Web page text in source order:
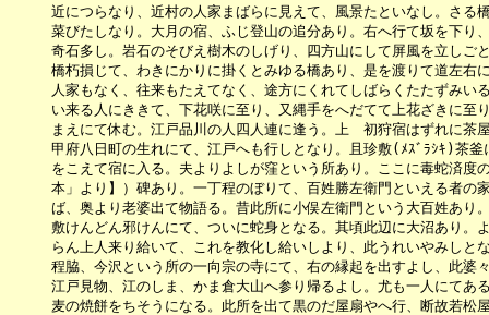
近につらなり、近村の人家まばらに見えて、風景たといなし。さる橋
菜びたしなり。大月の宿、ふじ登山の追分あり。右へ行て坂を下り、
奇石多し。岩石のそびえ樹木のしげり、四方山にして屏風を立しごと
橋朽損じて、わきにかりに掛くとみゆる橋あり、是を渡りて道左右に
人家もなく、往来もたえてなく、途方にくれてしばらくたたずみいる
い来る人にききて、下花咲に至り、又縄手をへだてて上花ざきに至り
まえにて休む。江戸品川の人四人連に逢う。上　初狩宿はずれに茶屋
甲府八日町の生れにて、江戸へも行しとなり。且珍敷(ﾒｽﾞﾗｼｷ)茶釜
をこえて宿に入る。夫よりよしが窪という所あり。ここに毒蛇済度の
本」より】）碑あり。一丁程のぼりて、百姓勝左衛門といえる者の家
ば、奥より老婆出て物語る。昔此所に小俣左衛門という大百姓あり。
敷けんどん邪けんにて、ついに蛇身となる。其頃此辺に大沼あり。よ
らん上人来り給いて、これを教化し給いしより、此うれいやみしとな
程脇、今沢という所の一向宗の寺にて、右の縁起を出すよし、此婆々
江戸見物、江のしま、かま倉大山へ参り帰るよし。尤も一人にてある
麦の焼餅をちそうになる。此所を出て黒のだ屋扇やへ行、断故若松屋